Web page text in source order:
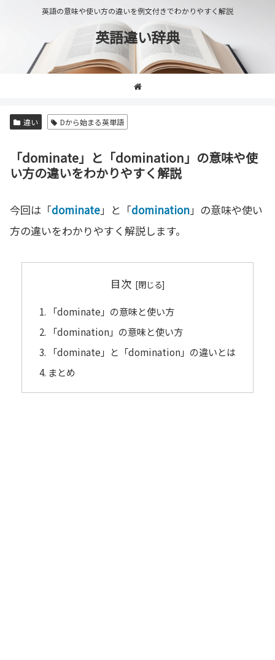
英語の意味や使い方の違いを例文付きでわかりやすく解説
英語違い辞典
違い Dから始まる英単語
「dominate」と「domination」の意味や使
い方の違いをわかりやすく解説
今回は「dominate」と「domination」の意味や使い
方の違いをわかりやすく解説します。
目次
「dominate」の意味と使い方
「domination」の意味と使い方
「dominate」と「domination」の違いとは
まとめ